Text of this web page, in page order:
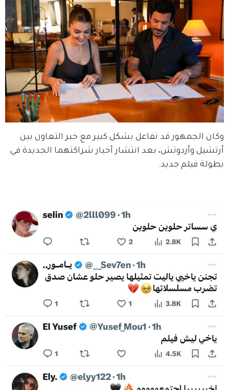
وكان الجمهور قد تفاعل بشكل كبير مع خبر التعاون بين
أرتشيل وأردوتش، بعد انتشار أخبار شراكتهما الجديدة في
بطولة فيلم جديد.